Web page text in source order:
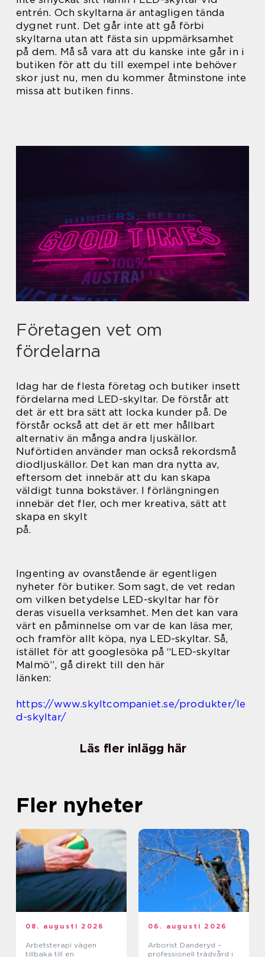
entrén. Och skyltarna är antagligen tända
dygnet runt. Det går inte att gå förbi
skyltarna utan att fästa sin uppmärksamhet
på dem. Må så vara att du kanske inte går in i
butiken för att du till exempel inte behöver
skor just nu, men du kommer åtminstone inte
missa att butiken finns.
Företagen vet om
fördelarna
Idag har de flesta företag och butiker insett
fördelarna med LED-skyltar. De förstår att
det är ett bra sätt att locka kunder på. De
förstår också att det är ett mer hållbart
alternativ än många andra ljuskällor.
Nuförtiden använder man också rekordsmå
diodljuskällor. Det kan man dra nytta av,
eftersom det innebär att du kan skapa
väldigt tunna bokstäver. I förlängningen
innebär det fler, och mer kreativa, sätt att
skapa en skylt
på.
Ingenting av ovanstående är egentligen
nyheter för butiker. Som sagt, de vet redan
om vilken betydelse LED-skyltar har för
deras visuella verksamhet. Men det kan vara
värt en påminnelse om var de kan läsa mer,
och framför allt köpa, nya LED-skyltar. Så,
istället för att googlesöka på “LED-skyltar
Malmö”, gå direkt till den här
länken:
https://www.skyltcompaniet.se/produkter/le
d-skyltar/
Läs fler inlägg här
Fler nyheter
08. augusti 2026
Arbetsterapi vägen
tillbaka till en
06. augusti 2026
Arborist Danderyd –
professionell trädvård i